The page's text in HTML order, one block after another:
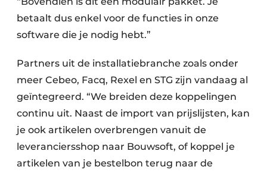
betaalt dus enkel voor de functies in onze
software die je nodig hebt.”
Partners uit de installatiebranche zoals onder
meer Cebeo, Facq, Rexel en STG zijn vandaag al
geïntegreerd. “We breiden deze koppelingen
continu uit. Naast de import van prijslijsten, kan
je ook artikelen overbrengen vanuit de
leveranciersshop naar Bouwsoft, of koppel je
artikelen van je bestelbon terug naar de